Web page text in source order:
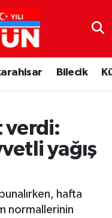
Bilecik
verdi:
yağış
hafta
normallerinin
Fikstür